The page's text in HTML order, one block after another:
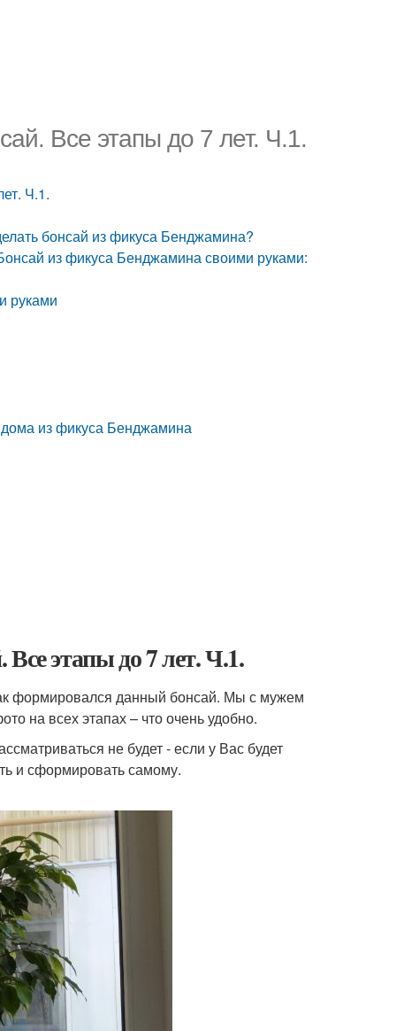
Все этапы до 7 лет. Ч.1.
Ч.1.
бонсай из фикуса Бенджамина?
из фикуса Бенджамина своими руками:
руками
из фикуса Бенджамина
этапы до 7 лет. Ч.1.
формировался данный бонсай. Мы с мужем
на всех этапах – что очень удобно.
не будет - если у Вас будет
и сформировать самому.